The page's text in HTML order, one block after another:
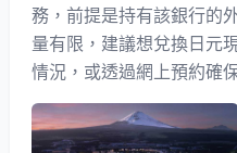
務，前提是持有該銀行的
量有限，建議想兌換日元
情況，或透過網上預約確